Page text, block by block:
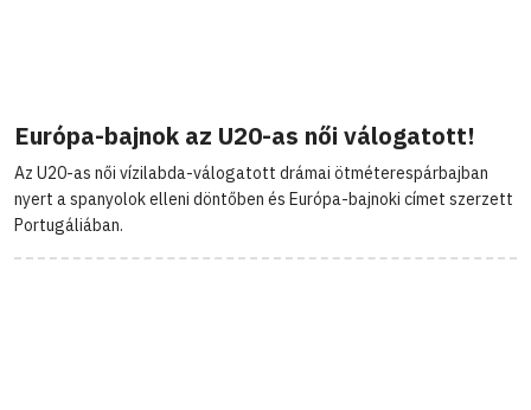
Európa-bajnok az U20-as női válogatott!
Az U20-as női vízilabda-válogatott drámai ötméterespárbajban
nyert a spanyolok elleni döntőben és Európa-bajnoki címet szerzett
Portugáliában.